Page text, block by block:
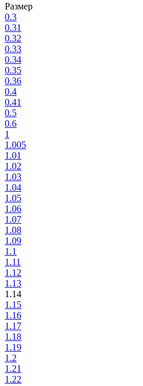
Размер
0.3
0.31
0.32
0.33
0.34
0.35
0.36
0.4
0.41
0.5
0.6
1
1.005
1.01
1.02
1.03
1.04
1.05
1.06
1.07
1.08
1.09
1.1
1.11
1.12
1.13
1.14
1.15
1.16
1.17
1.18
1.19
1.2
1.21
1.22